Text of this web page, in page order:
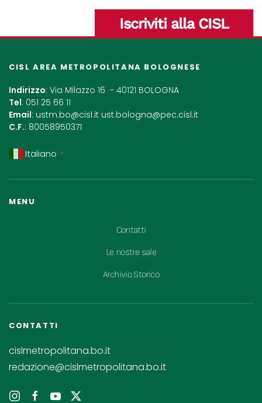
Iscriviti alla CISL
CISL AREA METROPOLITANA BOLOGNESE
Indirizzo: Via Milazzo 16 - 40121 BOLOGNA
Tel: 051 25 66 11
Email: ustm.bo@cisl.it ust.bologna@pec.cisl.it
C.F.: 80058950371
Italiano ▼
MENU
Contatti
Le nostre sale
Archivio Storico
CONTATTI
cislmetropolitana.bo.it
redazione@cislmetropolitana.bo.it